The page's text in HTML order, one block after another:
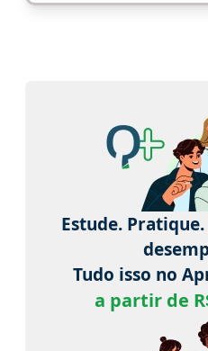
Estude.
Tudo isso no
a partir de